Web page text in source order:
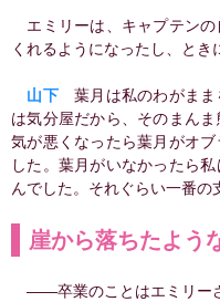
エミリーは、キャプテンの
くれるようになったし、とき
山下葉月は私のわがまま
は気分屋だから、そのまん
気が悪くなったら葉月がオ
した。葉月がいなかったら
んでした。それぐらい一番の
崖から落ちたよう
――卒業のことはエミリー